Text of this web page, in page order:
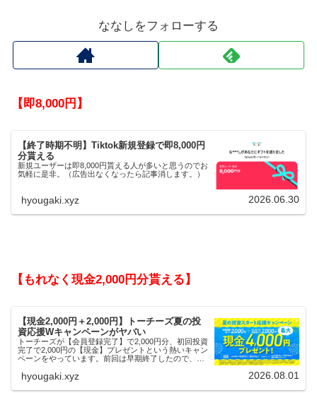
ななしをフォローする
【即8,000円】
【終了時期不明】Tiktok新規登録で即8,000円
分貰える
新規ユーザーは即8,000円貰える人が多いと思うのでお
気軽に是非。（広告出なくなったら記事消します。）
hyougaki.xyz 2026.06.30
【もれなく現金2,000円分貰える】
【現金2,000円＋2,000円】トーチーズ夏の投
資応援Wキャンペーンがヤバい
トーチーズが【会員登録完了】で2,000円分、初回投資
完了で2,000円の【現金】プレゼントという熱いキャン
ペーンをやっています。前回は早期終了したので、使
hyougaki.xyz 2026.08.01